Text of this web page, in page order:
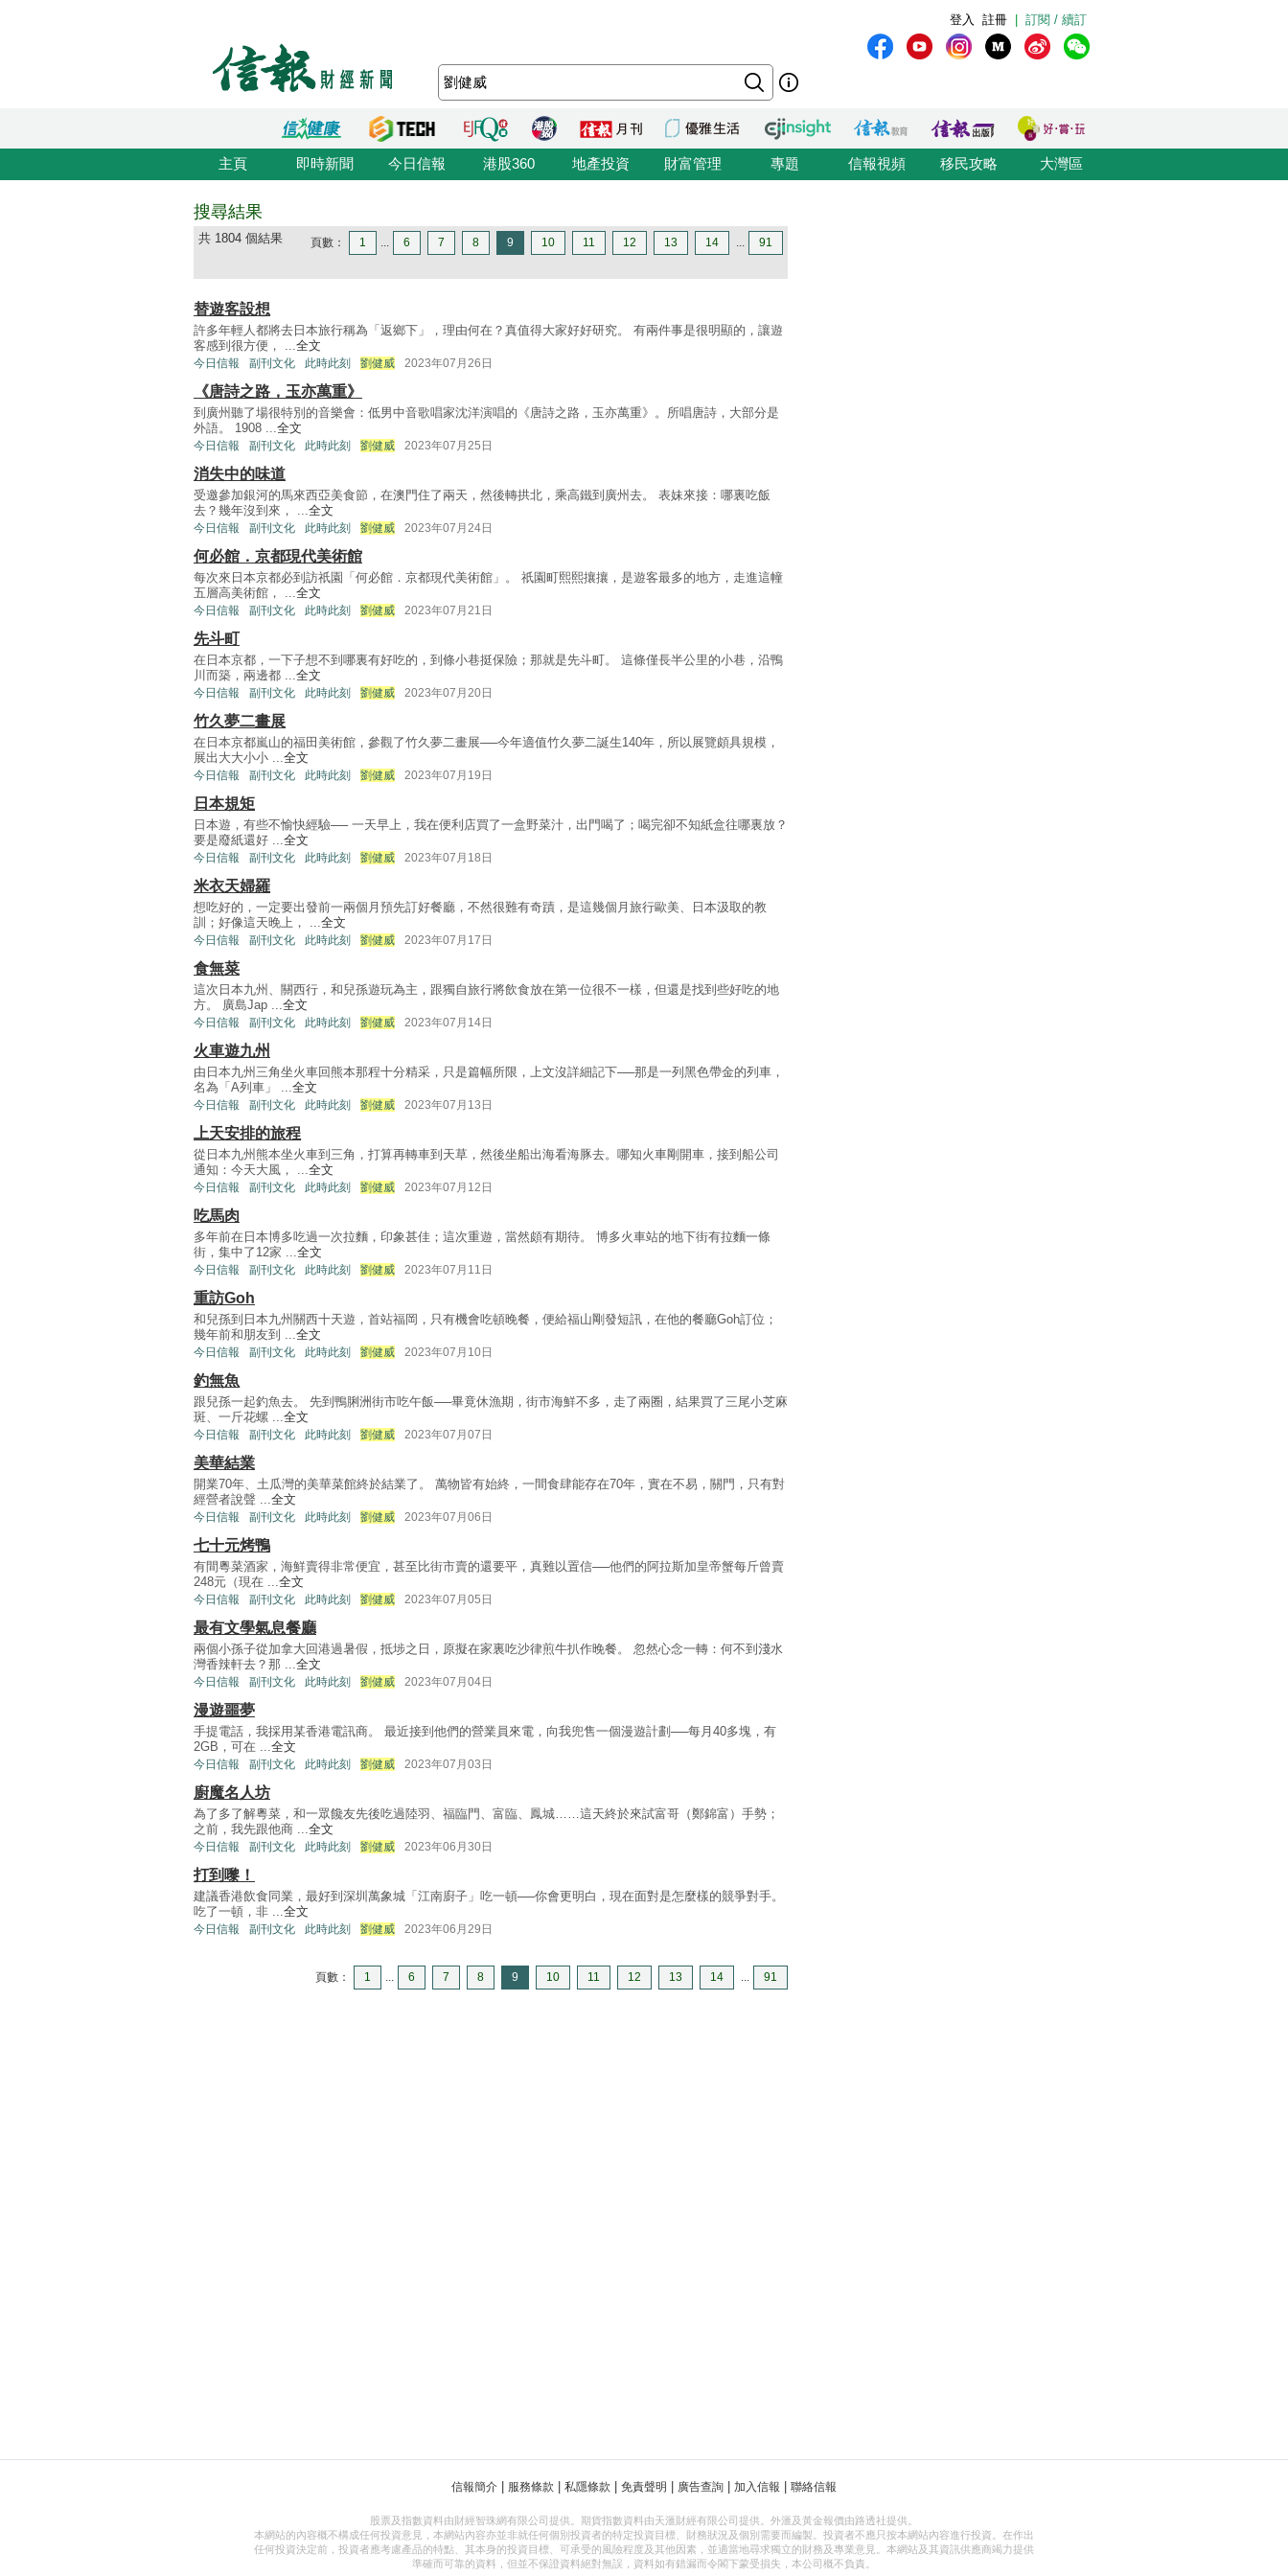
訂閱 / 續訂
註冊
登入
主頁 即時新聞 今日信報 港股360 地產投資 財富管理 專題 信報視頻 移民攻略 大灣區
搜尋結果
共 1804 個結果 頁數： 1 ... 6 7 8 9 10 11 12 13 14 ... 91
替遊客設想
許多年輕人都將去日本旅行稱為「返鄉下」，理由何在？真值得大家好好研究。 有兩件事是很明顯的，讓遊
客感到很方便， ...全文
今日信報 副刊文化 此時此刻 劉健威 2023年07月26日
《唐詩之路，玉亦萬重》
到廣州聽了場很特別的音樂會：低男中音歌唱家沈洋演唱的《唐詩之路，玉亦萬重》。所唱唐詩，大部分是
外語。 1908 ...全文
今日信報 副刊文化 此時此刻 劉健威 2023年07月25日
消失中的味道
受邀參加銀河的馬來西亞美食節，在澳門住了兩天，然後轉拱北，乘高鐵到廣州去。 表妹來接：哪裏吃飯
去？幾年沒到來， ...全文
今日信報 副刊文化 此時此刻 劉健威 2023年07月24日
何必館．京都現代美術館
每次來日本京都必到訪祇園「何必館．京都現代美術館」。 祇園町熙熙攘攘，是遊客最多的地方，走進這幢
五層高美術館， ...全文
今日信報 副刊文化 此時此刻 劉健威 2023年07月21日
先斗町
在日本京都，一下子想不到哪裏有好吃的，到條小巷挺保險；那就是先斗町。 這條僅長半公里的小巷，沿鴨
川而築，兩邊都 ...全文
今日信報 副刊文化 此時此刻 劉健威 2023年07月20日
竹久夢二畫展
在日本京都嵐山的福田美術館，參觀了竹久夢二畫展──今年適值竹久夢二誕生140年，所以展覽頗具規模，
展出大大小小 ...全文
今日信報 副刊文化 此時此刻 劉健威 2023年07月19日
日本規矩
日本遊，有些不愉快經驗── 一天早上，我在便利店買了一盒野菜汁，出門喝了；喝完卻不知紙盒往哪裏放？
要是廢紙還好 ...全文
今日信報 副刊文化 此時此刻 劉健威 2023年07月18日
米衣天婦羅
想吃好的，一定要出發前一兩個月預先訂好餐廳，不然很難有奇蹟，是這幾個月旅行歐美、日本汲取的教
訓；好像這天晚上， ...全文
今日信報 副刊文化 此時此刻 劉健威 2023年07月17日
食無菜
這次日本九州、關西行，和兒孫遊玩為主，跟獨自旅行將飲食放在第一位很不一樣，但還是找到些好吃的地
方。 廣島Jap ...全文
今日信報 副刊文化 此時此刻 劉健威 2023年07月14日
火車遊九州
由日本九州三角坐火車回熊本那程十分精采，只是篇幅所限，上文沒詳細記下──那是一列黑色帶金的列車，
名為「A列車」 ...全文
今日信報 副刊文化 此時此刻 劉健威 2023年07月13日
上天安排的旅程
從日本九州熊本坐火車到三角，打算再轉車到天草，然後坐船出海看海豚去。哪知火車剛開車，接到船公司
通知：今天大風， ...全文
今日信報 副刊文化 此時此刻 劉健威 2023年07月12日
吃馬肉
多年前在日本博多吃過一次拉麵，印象甚佳；這次重遊，當然頗有期待。 博多火車站的地下街有拉麵一條
街，集中了12家 ...全文
今日信報 副刊文化 此時此刻 劉健威 2023年07月11日
重訪Goh
和兒孫到日本九州關西十天遊，首站福岡，只有機會吃頓晚餐，便給福山剛發短訊，在他的餐廳Goh訂位；
幾年前和朋友到 ...全文
今日信報 副刊文化 此時此刻 劉健威 2023年07月10日
釣無魚
跟兒孫一起釣魚去。 先到鴨脷洲街市吃午飯──畢竟休漁期，街市海鮮不多，走了兩圈，結果買了三尾小芝麻
斑、一斤花螺 ...全文
今日信報 副刊文化 此時此刻 劉健威 2023年07月07日
美華結業
開業70年、土瓜灣的美華菜館終於結業了。 萬物皆有始終，一間食肆能存在70年，實在不易，關門，只有對
經營者說聲 ...全文
今日信報 副刊文化 此時此刻 劉健威 2023年07月06日
七十元烤鴨
有間粵菜酒家，海鮮賣得非常便宜，甚至比街市賣的還要平，真難以置信──他們的阿拉斯加皇帝蟹每斤曾賣
248元（現在 ...全文
今日信報 副刊文化 此時此刻 劉健威 2023年07月05日
最有文學氣息餐廳
兩個小孫子從加拿大回港過暑假，抵埗之日，原擬在家裏吃沙律煎牛扒作晚餐。 忽然心念一轉：何不到淺水
灣香辣軒去？那 ...全文
今日信報 副刊文化 此時此刻 劉健威 2023年07月04日
漫遊噩夢
手提電話，我採用某香港電訊商。 最近接到他們的營業員來電，向我兜售一個漫遊計劃──每月40多塊，有
2GB，可在 ...全文
今日信報 副刊文化 此時此刻 劉健威 2023年07月03日
廚魔名人坊
為了多了解粵菜，和一眾饞友先後吃過陸羽、福臨門、富臨、鳳城……這天終於來試富哥（鄭錦富）手勢；
之前，我先跟他商 ...全文
今日信報 副刊文化 此時此刻 劉健威 2023年06月30日
打到嚟！
建議香港飲食同業，最好到深圳萬象城「江南廚子」吃一頓──你會更明白，現在面對是怎麼樣的競爭對手。
吃了一頓，非 ...全文
今日信報 副刊文化 此時此刻 劉健威 2023年06月29日
頁數： 1 ... 6 7 8 9 10 11 12 13 14 ... 91
信報簡介 服務條款 私隱條款 免責聲明 廣告查詢 加入信報 聯絡信報
股票及指數資料由財經智珠網有限公司提供。期貨指數資料由天滙財經有限公司提供。外滙及黃金報價由路透社提供。
本網站的內容概不構成任何投資意見，本網站內容亦並非就任何個別投資者的特定投資目標、財務狀況及個別需要而編製。投資者不應只按本網站內容進行投資。在作出
任何投資決定前，投資者應考慮產品的特點、其本身的投資目標、可承受的風險程度及其他因素，並適當地尋求獨立的財務及專業意見。本網站及其資訊供應商竭力提供
準確而可靠的資料，但並不保證資料絕對無誤，資料如有錯漏而令閣下蒙受損失，本公司概不負責。